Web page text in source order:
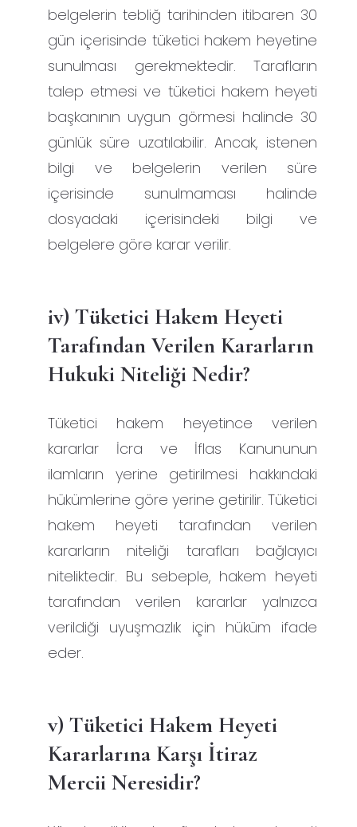
belgelerin tebliğ tarihinden itibaren 30
gün içerisinde tüketici hakem heyetine
sunulması gerekmektedir. Tarafların
talep etmesi ve tüketici hakem heyeti
başkanının uygun görmesi halinde 30
günlük süre uzatılabilir. Ancak, istenen
bilgi ve belgelerin verilen süre
içerisinde sunulmaması halinde
dosyadaki içerisindeki bilgi ve
belgelere göre karar verilir.
iv) Tüketici Hakem Heyeti
Tarafından Verilen Kararların
Hukuki Niteliği Nedir?
Tüketici hakem heyetince verilen
kararlar İcra ve İflas Kanununun
ilamların yerine getirilmesi hakkındaki
hükümlerine göre yerine getirilir. Tüketici
hakem heyeti tarafından verilen
kararların niteliği tarafları bağlayıcı
niteliktedir. Bu sebeple, hakem heyeti
tarafından verilen kararlar yalnızca
verildiği uyuşmazlık için hüküm ifade
eder.
v) Tüketici Hakem Heyeti
Kararlarına Karşı İtiraz
Mercii Neresidir?